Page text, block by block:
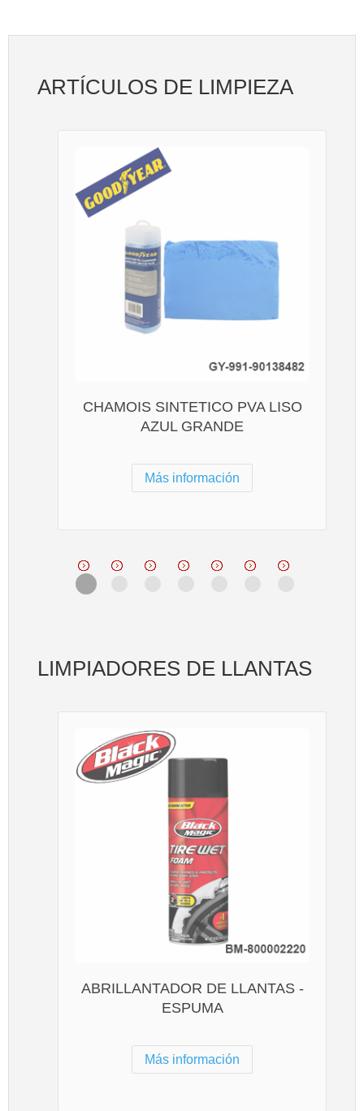
ARTÍCULOS DE LIMPIEZA
CHAMOIS SINTETICO PVA LISO
AZUL GRANDE
Más información
LIMPIADORES DE LLANTAS
ABRILLANTADOR DE LLANTAS -
ESPUMA
Más información